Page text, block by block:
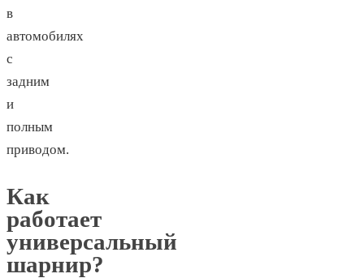
в
автомобилях
с
задним
и
полным
приводом.
Как
работает
универсальный
шарнир?